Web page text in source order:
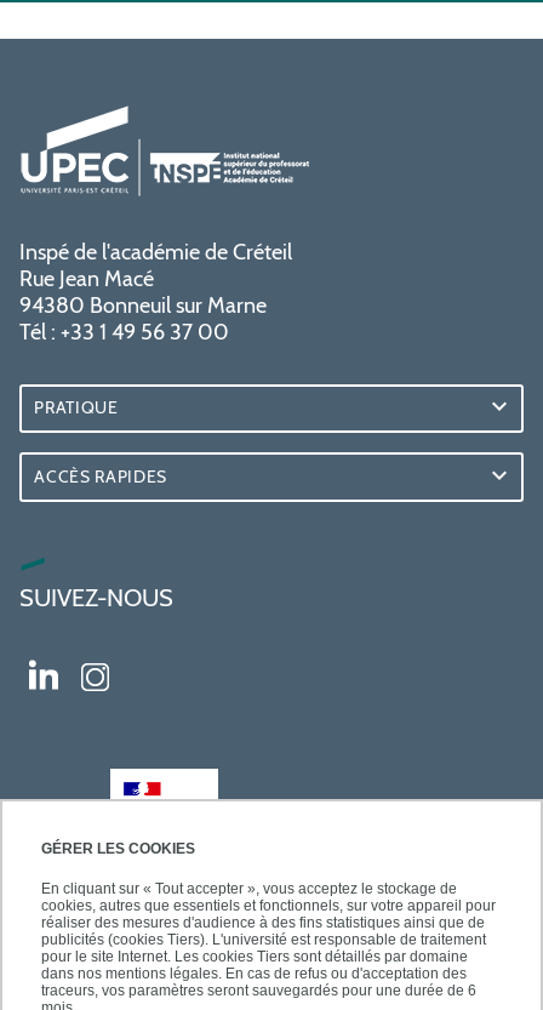
GÉRER LES COOKIES
En cliquant sur « Tout accepter », vous acceptez le stockage de
cookies, autres que essentiels et fonctionnels, sur votre appareil pour
réaliser des mesures d'audience à des fins statistiques ainsi que de
publicités (cookies Tiers). L'université est responsable de traitement
pour le site Internet. Les cookies Tiers sont détaillés par domaine
dans nos mentions légales. En cas de refus ou d'acceptation des
traceurs, vos paramètres seront sauvegardés pour une durée de 6
Inspé de l'académie de Créteil
Rue Jean Macé
94380 Bonneuil sur Marne
Tél : +33 1 49 56 37 00
PRATIQUE
ACCÈS RAPIDES
SUIVEZ-NOUS